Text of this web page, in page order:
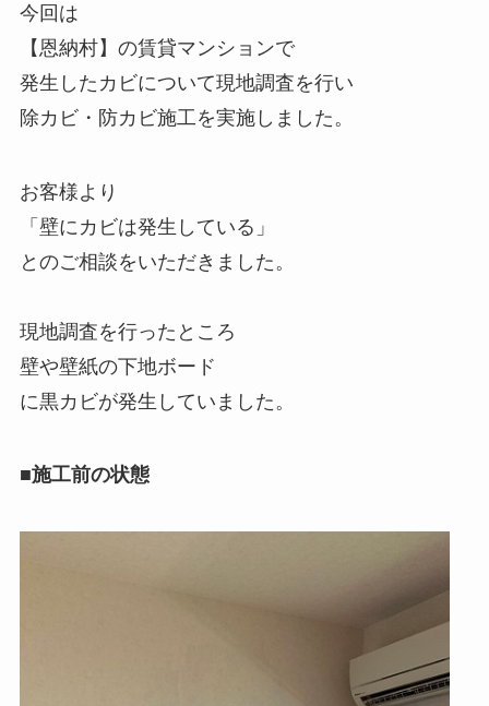
今回は
【恩納村】の賃貸マンションで
発生したカビについて現地調査を行い
除カビ・防カビ施工を実施しました。
お客様より
「壁にカビは発生している」
とのご相談をいただきました。
現地調査を行ったところ
壁や壁紙の下地ボード
に黒カビが発生していました。
■施工前の状態